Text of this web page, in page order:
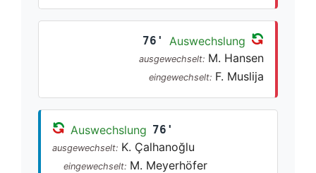
76' Auswechslung
ausgewechselt: M. Hansen
eingewechselt: F. Muslija
Auswechslung 76'
ausgewechselt: K. Çalhanoğlu
eingewechselt: M. Meyerhöfer